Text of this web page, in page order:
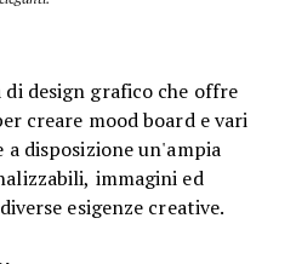
design grafico che offre
creare mood board e vari
disposizione un'ampia
immagini ed
esigenze creative.